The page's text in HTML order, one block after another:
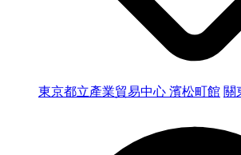
東京都立產業貿易中心 濱松町館 關